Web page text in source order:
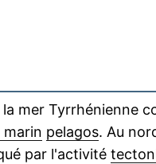
mer Tyrrhénienne
marin pelagos. Au
par l'activité